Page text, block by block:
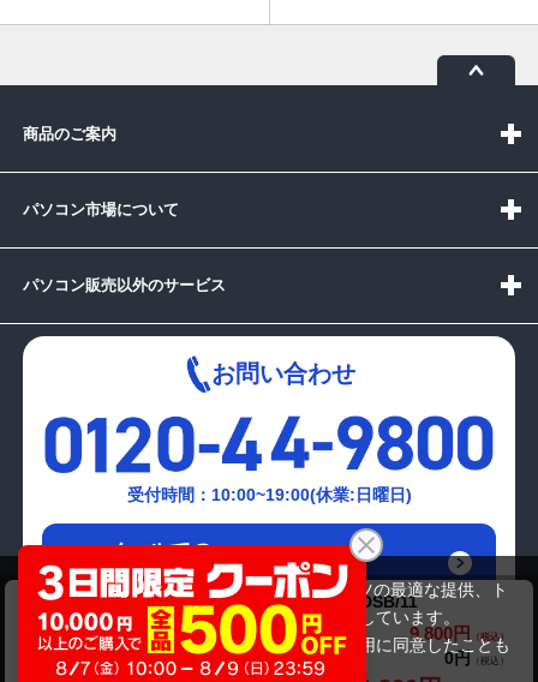
Philips 23インチFHD液晶モニター 234E5EDSB/11
商品価格(税込) 9,800円
オプション小計価格(税込)
0円
商品のご案内
パソコン市場について
パソコン販売以外のサービス
お問い合わせ
受付時間：10:00~19:00(休業:日曜日)
メールでの
お問い合わせはこちら
当サイトでは利用体験の向上およびコンテンツの最適な提供、ト
ラフィックの分析を目的としてCookieを使用しています。
サイトの閲覧を継続された場合、Cookieの利用に同意したことも
のといたします。